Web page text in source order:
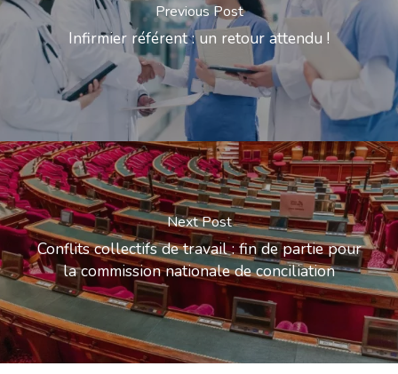
Previous Post
Infirmier référent : un retour attendu !
Next Post
Conflits collectifs de travail : fin de partie pour
la commission nationale de conciliation